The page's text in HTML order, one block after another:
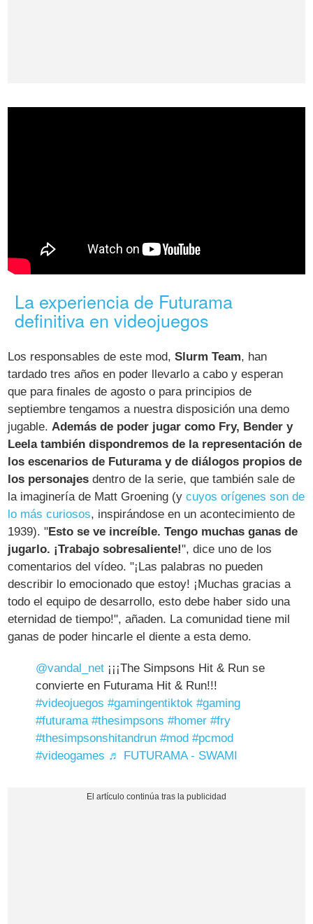
La experiencia de Futurama
definitiva en videojuegos
Los responsables de este mod,Slurm Team, han
tardado tres años en poder llevarlo a cabo y esperan
que para finales de agosto o para principios de
septiembre tengamos a nuestra disposición una demo
jugable. Además de poder jugar como Fry, Bender y
Leela también dispondremos de la representación de
los escenarios de Futurama y de diálogos propios de
los personajes dentro de la serie, que también sale de
la imaginería de Matt Groening (ycuyos orígenes son de
lo más curiosos, inspirándose en un acontecimiento de
1939). "Esto se ve increíble. Tengo muchas ganas de
jugarlo. ¡Trabajo sobresaliente!", dice uno de los
comentarios del vídeo. "¡Las palabras no pueden
describir lo emocionado que estoy! ¡Muchas gracias a
todo el equipo de desarrollo, esto debe haber sido una
eternidad de tiempo!", añaden. La comunidad tiene mil
ganas de poder hincarle el diente a esta demo.
@vandal_net ¡¡¡The Simpsons Hit & Run se
convierte en Futurama Hit & Run!!!
#videojuegos #gamingentiktok #gaming
#futurama #thesimpsons #homer #fry
#thesimpsonshitandrun #mod #pcmod
#videogames ♬ FUTURAMA - SWAMI